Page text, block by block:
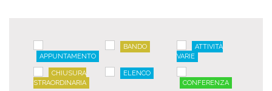
APPUNTAMENTO
BANDO
ATTIVITÀ
VARIE
CHIUSURA
STRAORDINARIA
ELENCO
CONFERENZA